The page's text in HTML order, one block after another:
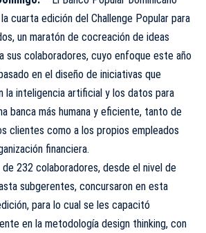
cuarta edición del Challenge Popular para
un maratón de cocreación de ideas
sus colaboradores, cuyo enfoque este año
en el diseño de iniciativas que
la inteligencia artificial y los datos para
banca más humana y eficiente, tanto de
clientes como a los propios empleados
financiera.
232 colaboradores, desde el nivel de
subgerentes, concursaron en esta
para lo cual se les capacitó
en la metodología design thinking, con